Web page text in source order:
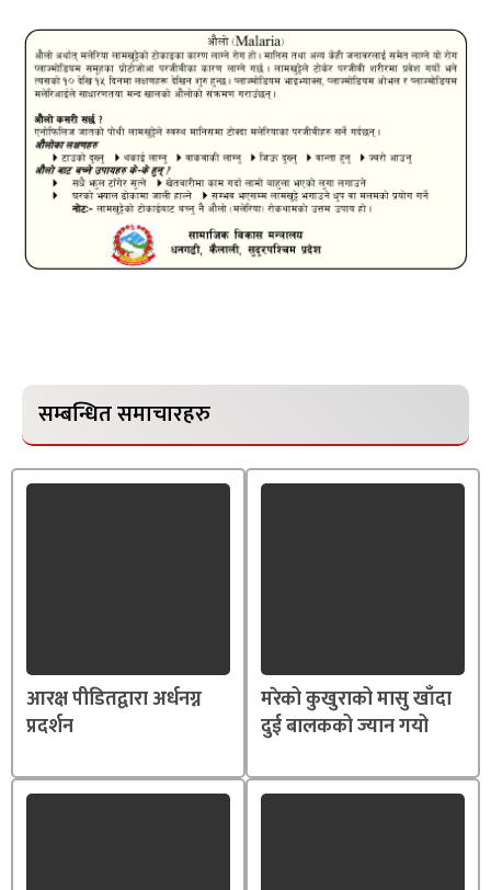
सम्बन्धित समाचारहरु
आरक्ष पीडितद्वारा अर्धनग्न
प्रदर्शन
मरेको कुखुराको मासु खाँदा
दुई बालकको ज्यान गयो